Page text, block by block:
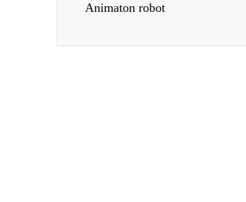
Animaton robot